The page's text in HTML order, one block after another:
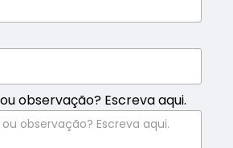
observação? Escreva aqui.